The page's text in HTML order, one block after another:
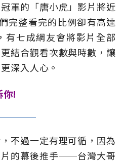
軍的「唐小虎」影片將近
完整看完的比例卻有高達
有七成網友會將影片全部
結合觀看次數與時數，讓
深入人心。
你!
不過一定有理可循，因為
的幕後推手──台灣大哥